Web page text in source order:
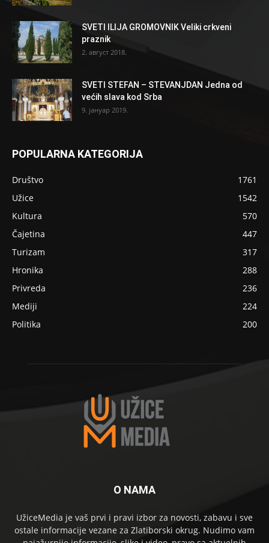
SVETI ILIJA GROMOVNIK Veliki crkveni
praznik
2. август 2018.
SVETI STEFAN – STEVANJDAN Jedna od
većih slava kod Srba
9. јануар 2019.
POPULARNA KATEGORIJA
Društvo
1761
Užice
1542
Kultura
570
Čajetina
447
Turizam
317
Hronika
288
Privreda
236
Mediji
224
Politika
200
O NAMA
UžiceMedia je vaš prvi i pravi izbor za novosti, zabavu i sve
ostale informacije vezane za Zlatiborski okrug. Nudimo vam